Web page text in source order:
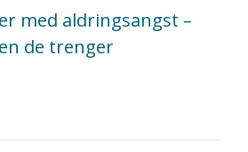
med aldringsangst –
de trenger